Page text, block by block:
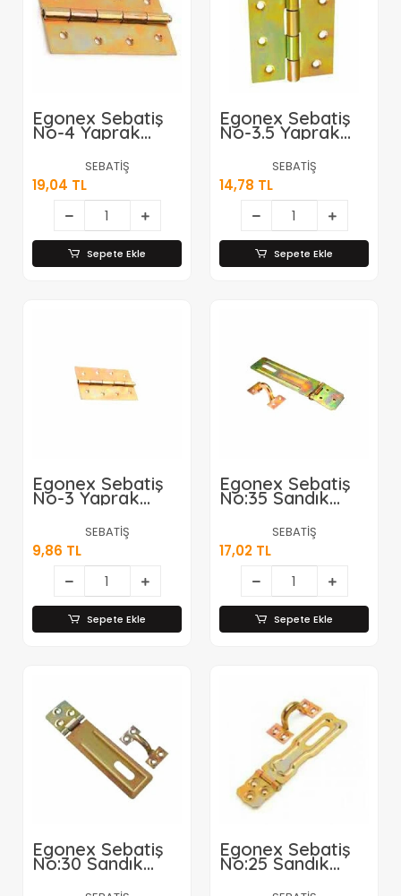
Egonex Sebatiş
No-4 Yaprak
Menteşe*24x16
SEBATİŞ
19,04 TL
Sepete Ekle
Egonex Sebatiş
No-3.5 Yaprak
Menteşe *24x20
SEBATİŞ
14,78 TL
Sepete Ekle
Egonex Sebatiş
No-3 Yaprak
Menteşe *24x30
SEBATİŞ
9,86 TL
Sepete Ekle
Egonex Sebatiş
No:35 Sandık
Askısı*12x36
SEBATİŞ
17,02 TL
Sepete Ekle
Egonex Sebatiş
No:30 Sandık
Askısı*12x50
Egonex Sebatiş
No:25 Sandık
Askısı*12x60